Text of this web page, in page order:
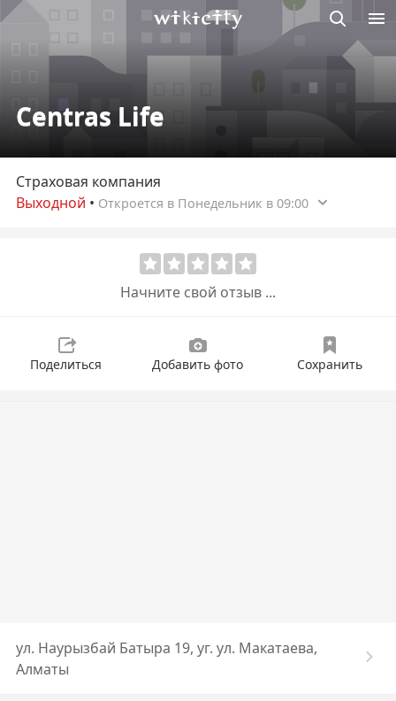
Centras Life
Страховая компания
Выходной • Откроется в Понедельник в 09:00
Начните свой отзыв ...
Поделиться Добавить фото Сохранить
ул. Наурызбай Батыра 19, уг. ул. Макатаева,
Алматы